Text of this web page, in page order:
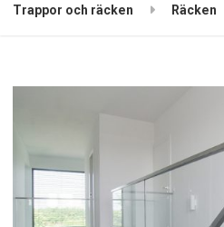
Trappor och räcken Räcken